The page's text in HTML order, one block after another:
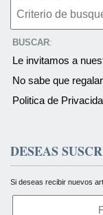
BUSCAR:
Le invitamos a
No sabe que
Politica de
DESEAS
Si deseas recibir nuevos